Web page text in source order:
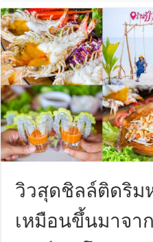
วิวสุดชิลล์ติดริม
เหมือนขึ้นมาจาก